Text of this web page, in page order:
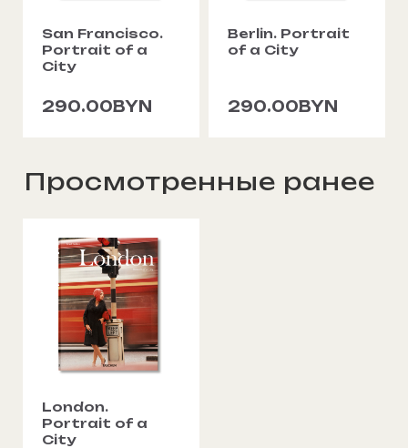
San Francisco.
Portrait of a
City
290.00BYN
Berlin. Portrait
of a City
290.00BYN
Просмотренные ранее
London.
Portrait of a
City